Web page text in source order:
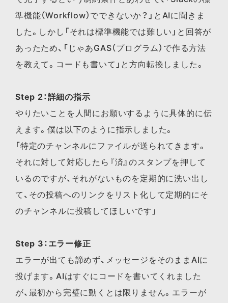
準機能（Workflow）でできないか？」とAIに聞きま
した。しかし「それは標準機能では難しい」と回答が
あったため、「じゃあGAS（プログラム）で作る方法
を教えて。コードも書いて」と方向転換しました。
Step 2：詳細の指示
やりたいことを人間にお願いするように具体的に伝
えます。僕は以下のように指示しました。
「特定のチャンネルにファイルが送られてきます。
それに対して対応したら『済』のスタンプを押して
いるのですが、それがないものを定期的に洗い出し
て、その投稿へのリンクをリスト化して定期的にそ
のチャンネルに投稿してほしいです」
Step 3：エラー修正
エラーが出ても諦めず、メッセージをそのままAIに
投げます。AIはすぐにコードを書いてくれました
が、最初から完璧に動くとは限りません。エラーが